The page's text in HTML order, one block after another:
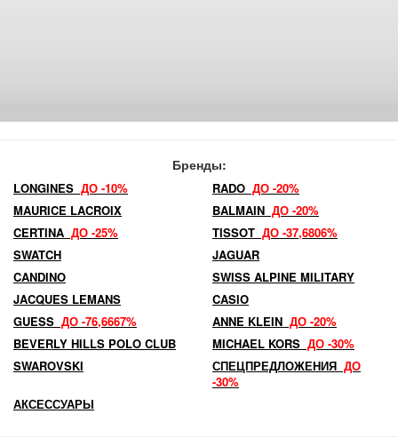
Бренды:
LONGINES ДО -10% RADO ДО -20%
MAURICE LACROIX
BALMAIN ДО -20%
CERTINA ДО -25% TISSOT ДО -37,6806%
SWATCH
JAGUAR
CANDINO
SWISS ALPINE MILITARY
JACQUES LEMANS
CASIO
GUESS ДО -76,6667% ANNE KLEIN ДО -20%
BEVERLY HILLS POLO CLUB
MICHAEL KORS ДО -30%
SWAROVSKI
СПЕЦПРЕДЛОЖЕНИЯ ДО
-30%
АКСЕССУАРЫ